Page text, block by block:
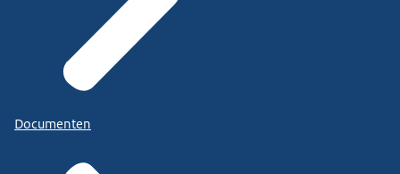
Documenten